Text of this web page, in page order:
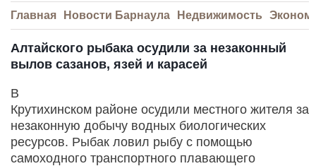
Главная Новости Барнаула Недвижимость
Алтайского рыбака осудили за незаконный
вылов сазанов, язей и карасей
В
Крутихинском районе осудили местного жителя за
незаконную добычу водных биологических
ресурсов. Рыбак ловил рыбу с помощью
самоходного транспортного плавающего